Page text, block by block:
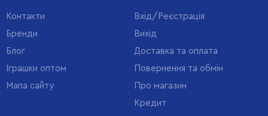
Контакти
Бренди
Блог
Іграшки оптом
Мапа сайту
Вхід/Реєстрація
Вихід
Доставка та оплата
Повернення та обмін
Про магазин
Кредит